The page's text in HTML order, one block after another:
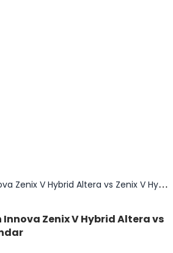
Berikut Perbedaan Innova Zenix V Hybrid Altera vs Zenix V Hybrid Standar
Zenix V Hybrid Altera vs